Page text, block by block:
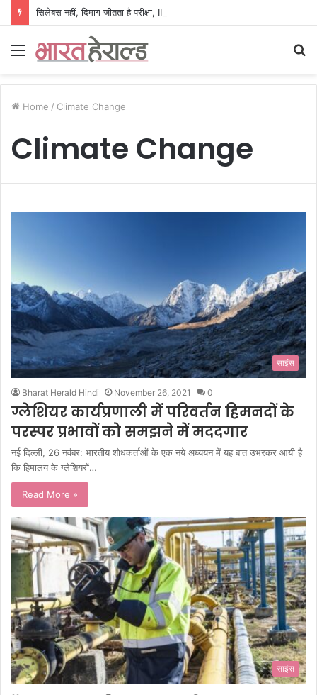
Menu
Home / Climate Change
Climate Change
साइंस
Bharat Herald Hindi November 26, 2021 0
ग्लेशियर कार्यप्रणाली में परिवर्तन हिमनदों के
परस्पर प्रभावों को समझने में मददगार
नई दिल्ली, 26 नवंबर: भारतीय शोधकर्ताओं के एक नये अध्ययन में यह बात उभरकर आयी है
कि हिमालय के ग्लेशियरों…
Read More »
साइंस